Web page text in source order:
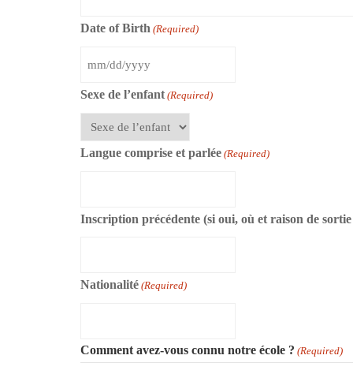
Date of Birth (Required)
slash
slash
YYYY
Sexe de l’enfant (Required)
Langue comprise et parlée (Required)
Inscription précédente (si oui, où et raison de
Nationalité (Required)
Comment avez-vous connu notre école ? (Required)